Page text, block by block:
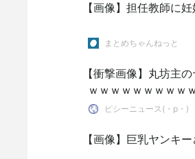
【画像】担任教師に
まとめちゃんねっと
【衝撃画像】丸坊主
ｗｗｗｗｗｗｗｗｗ
ピシーニュース(・p・)ゞ
【画像】巨乳ヤンキ